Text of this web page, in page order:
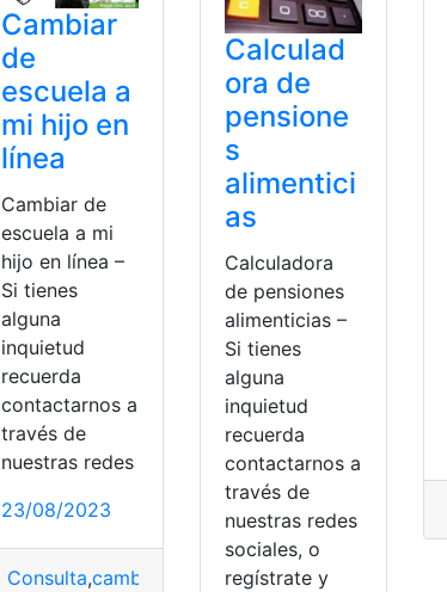
Cambiar
de
escuela a
mi hijo en
línea
Cambiar de
escuela a mi
hijo en línea –
Si tienes
alguna
inquietud
recuerda
contactarnos a
través de
nuestras redes
23/08/2023
Consulta,cambiar En línea,escuela ,Hijo
Calculad
ora de
pensione
s
alimentici
as
Calculadora
de pensiones
alimenticias –
Si tienes
alguna
inquietud
recuerda
contactarnos a
través de
nuestras redes
sociales, o
regístrate y